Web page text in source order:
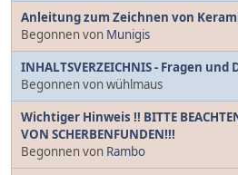
Anleitung zum Zeichnen von
Begonnen von Munigis
INHALTSVERZEICHNIS - Fragen und
Begonnen von wühlmaus
Wichtiger Hinweis !! BITTE
VON SCHERBENFUNDEN!!!
Begonnen von Rambo